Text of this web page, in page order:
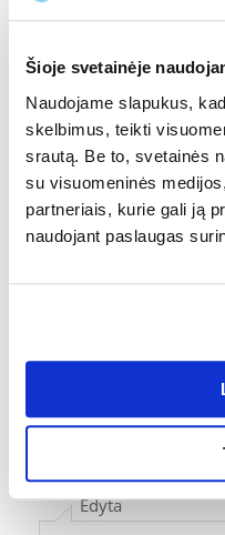
Šioje svetainėje
Naudojame slapukus,
skelbimus, teikti
srautą. Be to, svetainės
su visuomeninės
partneriais, kurie gali ją
naudojant paslaugas
Produktą gali vertinti tik
Patikrinę atsiliepimus,
atsiliepimus.
Atsiliepimai
1
Konservai iš tiesų
virškinimo problemų
Edyta